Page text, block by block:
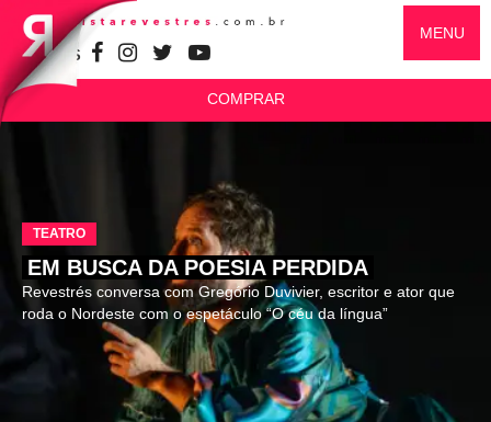
SIGA-NOS
MENU
COMPRAR
TEATRO
EM BUSCA DA POESIA PERDIDA
Revestrés conversa com Gregório Duvivier, escritor e ator que
roda o Nordeste com o espetáculo “O céu da língua”